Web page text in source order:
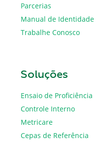
Parcerias
Manual de Identidade
Trabalhe Conosco
Soluções
Ensaio de Proficiência
Controle Interno
Metricare
Cepas de Referência